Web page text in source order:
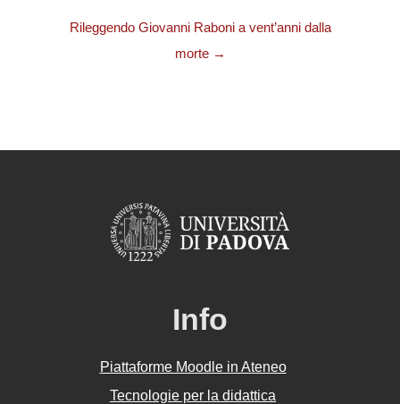
Rileggendo Giovanni Raboni a vent’anni dalla
morte →
Info
Piattaforme Moodle in Ateneo
Tecnologie per la didattica